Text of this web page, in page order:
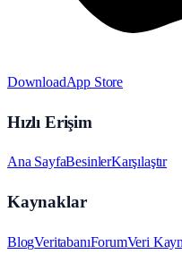
DownloadApp Store
Hızlı Erişim
Ana SayfaBesinlerKarşılaştır
Kaynaklar
BlogVeritabanıForumVeri